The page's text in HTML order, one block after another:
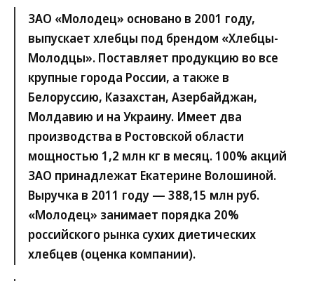
ЗАО «Молодец» основано в 2001 году,
выпускает хлебцы под брендом «Хлебцы-
Молодцы». Поставляет продукцию во все
крупные города России, а также в
Белоруссию, Казахстан, Азербайджан,
Молдавию и на Украину. Имеет два
производства в Ростовской области
мощностью 1,2 млн кг в месяц. 100% акций
ЗАО принадлежат Екатерине Волошиной.
Выручка в 2011 году — 388,15 млн руб.
«Молодец» занимает порядка 20%
российского рынка сухих диетических
хлебцев (оценка компании).